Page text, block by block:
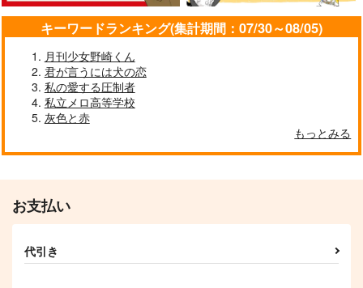
キーワードランキング(集計期間：07/30～08/05)
月刊少女野崎くん
君が言うには犬の恋
私の愛する圧制者
私立メロ高等学校
灰色と赤
もっとみる
お支払い
代引き